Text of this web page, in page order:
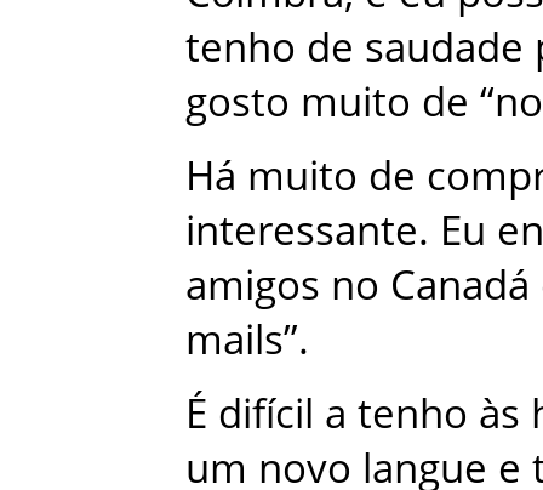
tenho de saudade
gosto muito de “
Há muito de
interessante. Eu
amigos no Canadá
mails”.
É difícil a tenho às
um novo langue e